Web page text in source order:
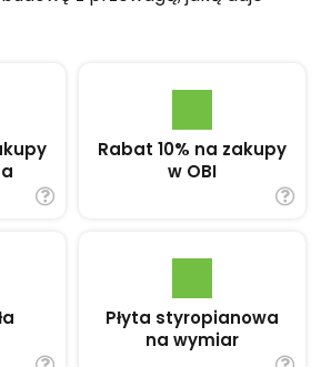
Rabat 10% na zakupy
w OBI
Płyta styropianowa
na wymiar